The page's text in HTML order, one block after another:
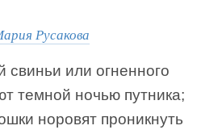
Русакова
свиньи или огненного
темной ночью путника;
норовят проникнуть